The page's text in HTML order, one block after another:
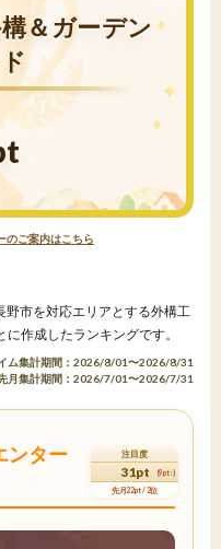
＆ガーデン
のご案内はこちら
市を対応エリアとする外構工
作成したランキングです。
ム集計期間：2026/8/01〜2026/8/31
月集計期間：2026/7/01〜2026/7/31
ンター
注目度
31pt (9pt↑)
先月22pt / 2位